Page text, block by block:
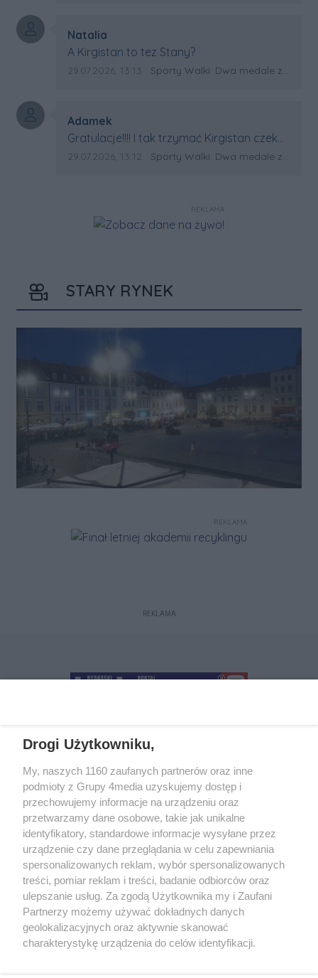
Autor komentarza:
Natalia
Treść komentarza:
A Kirgistan to tez Stany?
Data dodania komentarza:
29.07.2026, 13:13 Źródło komentarza:
Sporty Walki: Dwa medale za oceanem
Autor komentarza:
Adamek
Treść komentarza:
Gratulacje!!!! I tak trzymać Kirgistan czeka
na powtórkę z USA a może i złote medale.
Data dodania komentarza:
29.07.2026, 13:12 Źródło komentarza:
Sporty Walki: Dwa medale za oceanem
REKLAMA
STARY RYNEK
REKLAMA
REKLAMA
+48 52 5812666
O nas Reklama Regulamin
Kontakt
Wydarzenia
Ogłoszenia Katalog firm
Zapisz się do newslettera
Dołącz do grona ludzi najlepiej poinformowanych!
Zapisz się »
Drogi Użytkowniku,
My, naszych 1160 zaufanych partnerów oraz inne
podmioty z Grupy 4media uzyskujemy dostęp i
przechowujemy informacje na urządzeniu oraz
przetwarzamy dane osobowe, takie jak unikalne
identyfikatory, standardowe informacje wysyłane przez
urządzenie czy dane przeglądania w celu zapewniania
spersonalizowanych reklam, wybór spersonalizowanych
treści, pomiar reklam i treści, badanie odbiorców oraz
ulepszanie usług. Za zgodą Użytkownika my i Zaufani
Partnerzy możemy używać dokładnych danych
geolokalizacyjnych oraz aktywnie skanować
charakterystykę urządzenia do celów identyfikacji.